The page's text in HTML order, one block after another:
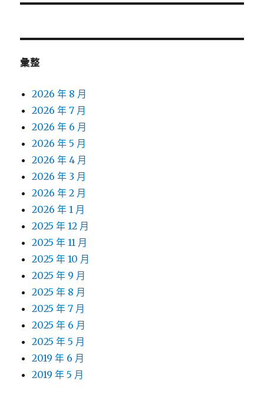
文
彙整
2026 年 8 月
2026 年 7 月
2026 年 6 月
2026 年 5 月
2026 年 4 月
2026 年 3 月
2026 年 2 月
2026 年 1 月
2025 年 12 月
2025 年 11 月
2025 年 10 月
2025 年 9 月
2025 年 8 月
2025 年 7 月
2025 年 6 月
2025 年 5 月
2019 年 6 月
2019 年 5 月